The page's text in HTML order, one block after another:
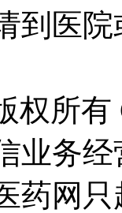
到医
权所
业务
药网